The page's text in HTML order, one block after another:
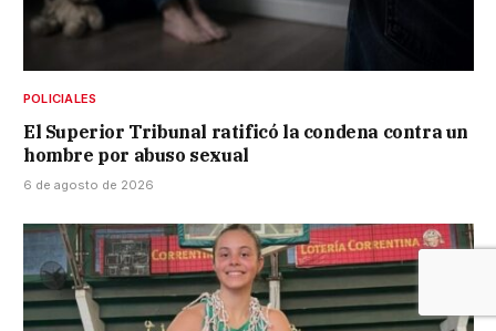
POLICIALES
El Superior Tribunal ratificó la condena contra un
hombre por abuso sexual
6 de agosto de 2026